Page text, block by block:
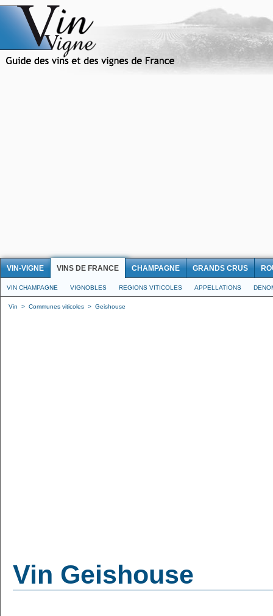
VIN-VIGNE VINS DE FRANCE CHAMPAGNE GRANDS CRUS
VIN CHAMPAGNE VIGNOBLES REGIONS VITICOLES APPELLATIONS
Vin > Communes viticoles > Geishouse
Vin Geishouse